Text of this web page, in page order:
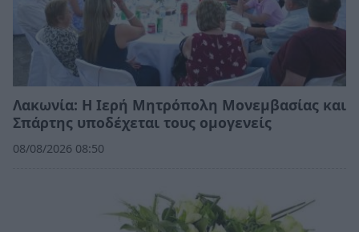
Λακωνία: Η Ιερή Μητρόπολη Μονεμβασίας και
Σπάρτης υποδέχεται τους ομογενείς
08/08/2026 08:50